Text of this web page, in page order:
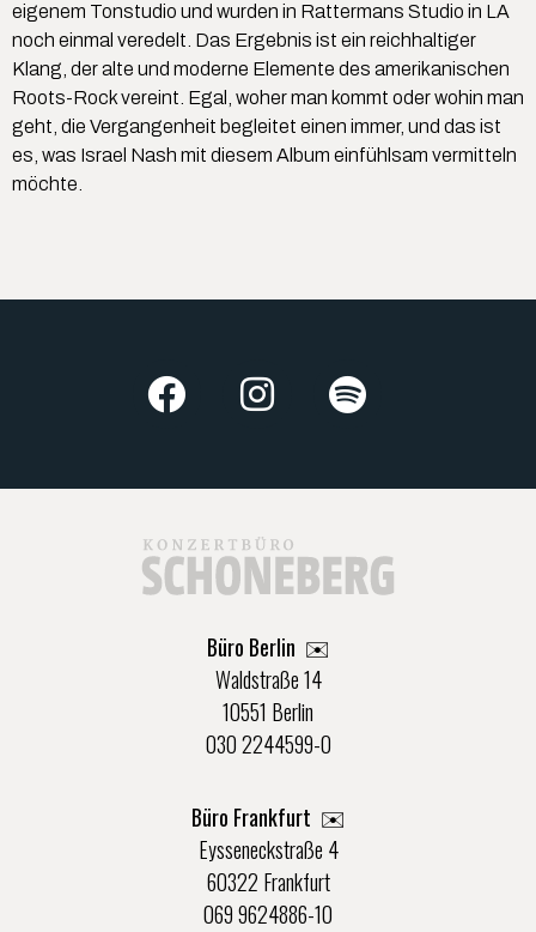
eigenem Tonstudio und wurden in Rattermans Studio in LA
noch einmal veredelt. Das Ergebnis ist ein reichhaltiger
Klang, der alte und moderne Elemente des amerikanischen
Roots-Rock vereint. Egal, woher man kommt oder wohin man
geht, die Vergangenheit begleitet einen immer, und das ist
es, was Israel Nash mit diesem Album einfühlsam vermitteln
möchte.
Büro Berlin ✉️
Waldstraße 14
10551 Berlin
030 2244599-0
Büro Frankfurt ✉️
Eysseneckstraße 4
60322 Frankfurt
069 9624886-10